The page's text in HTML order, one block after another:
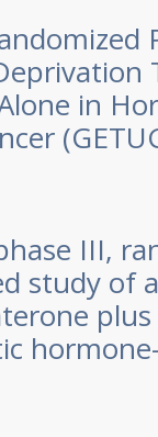
in
III,
study of